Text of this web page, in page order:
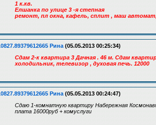
1 к.кв.
Елшанка по улице 3 -я степная
ремонт, пл окна, кафель, сплит , маш автомат,
Рина (05.05.2013 00:25:34)
Сдам 2-к квартира 3 Дачная . 46 м. Сдам
холодильник, телевизор , духовая печь. 12000
Рина (05.05.2013 00:24:47)
Сдаю 1-комнатную квартиру Набережная
плата 16000руб + комуслуги